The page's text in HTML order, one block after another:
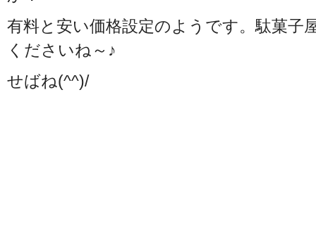
有料と安い価格設定のようです。駄菓子
くださいね～♪
せばね(^^)/